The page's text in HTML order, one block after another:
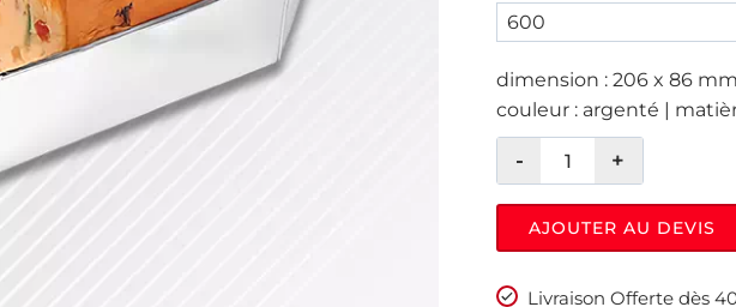
dimension : 206 x 86
couleur : argenté |
AJOUTER AU DEVIS
Livraison Offerte dès